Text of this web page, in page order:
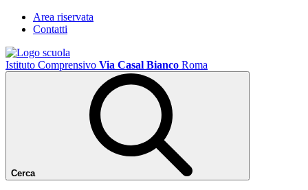
Area riservata
Contatti
Istituto Comprensivo Via Casal Bianco Roma
Cerca